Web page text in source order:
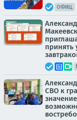
ОФИЦ.
принять
СВО к